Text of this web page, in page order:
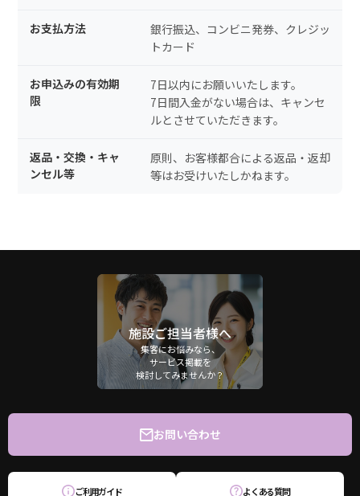
お支払方法
銀行振込、コンビニ発券、クレジッ
トカード
お申込みの有効期
限
7日以内にお願いいたします。
7日間入金がない場合は、キャンセ
ルとさせていただきます。
返品・交換・キャ
ンセル等
原則、お客様都合による返品・返却
等はお受けいたしかねます。
施設ご担当者様へ
集客にお悩みなら、
サービス掲載を
検討してみませんか？
お問い合わせ
ご利用ガイド よくある質問